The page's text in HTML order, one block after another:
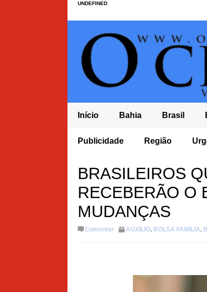
UNDEFINED
Início Bahia Brasil
Publicidade Região
DURANTE A MADRUGADA E POPULAÇÃO COBRA MAIS
BRASILEIROS
RECEBERÃO O
MUDANÇAS
Comentar AUXÍLIO, BOLSA FAMÍLIA,